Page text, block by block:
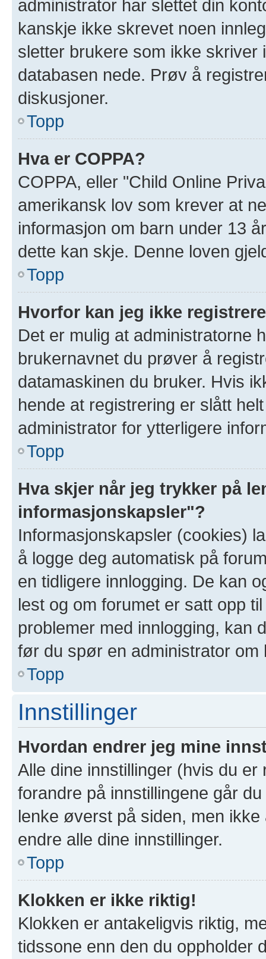
administrator har slettet din
kanskje ikke skrevet noen
sletter brukere som ikke
databasen nede. Prøv å
diskusjoner.
Topp
Hva er COPPA?
COPPA, eller "Child Online
amerikansk lov som krever at
informasjon om barn under 13
dette kan skje. Denne loven
Topp
Hvorfor kan jeg ikke
Det er mulig at administratorne
brukernavnet du prøver å
datamaskinen du bruker. Hvis
hende at registrering er slått
administrator for ytterligere
Topp
Hva skjer når jeg trykker på
informasjonskapsler"?
Informasjonskapsler (cookies)
å logge deg automatisk på
en tidligere innlogging. De kan
lest og om forumet er satt opp
problemer med innlogging,
før du spør en administrator
Topp
Innstillinger
Hvordan endrer jeg mine
Alle dine innstillinger (hvis du
forandre på innstillingene går
lenke øverst på siden, men
endre alle dine innstillinger.
Topp
Klokken er ikke riktig!
Klokken er antakeligvis riktig,
tidssone enn den du oppholder